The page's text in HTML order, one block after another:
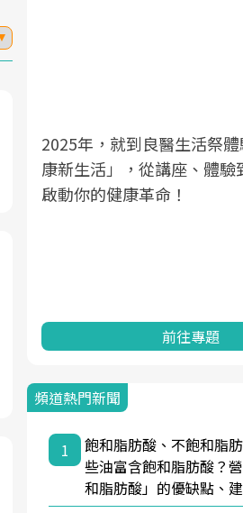
良醫健康網從「換季的身體
透過醫學觀點與日常感受的
亞健康的認知，進而引導實
前往專題
頻道熱門新聞
1
飽和脂肪酸、不飽和脂
些油富含飽和脂肪酸？
和脂肪酸」的優缺點、